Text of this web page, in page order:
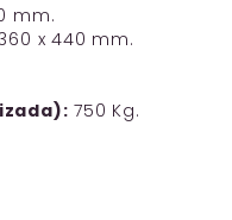
mm.
x 440 mm.
750 Kg.